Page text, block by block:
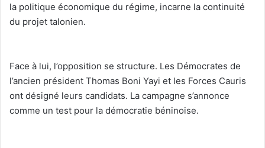
la politique économique du régime, incarne la continuité
du projet talonien.
‎Face à lui, l’opposition se structure. Les Démocrates de
l’ancien président Thomas Boni Yayi et les Forces Cauris
ont désigné leurs candidats. La campagne s’annonce
comme un test pour la démocratie béninoise.